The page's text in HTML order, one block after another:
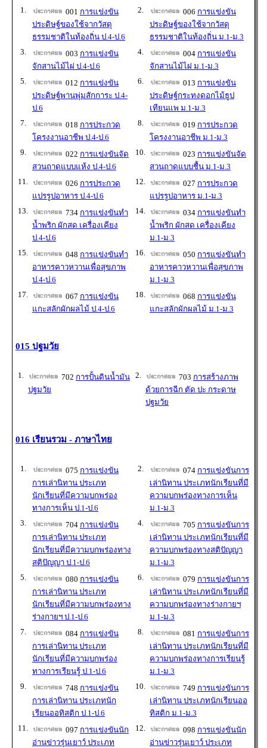
1. 001 การแข่งขัน
ประดิษฐ์ของใช้จากวัสดุ
ธรรมชาติในท้องถิ่น ป.4-ป.6
2. 006 การแข่งขัน
ประดิษฐ์ของใช้จากวัสดุ
ธรรมชาติในท้องถิ่น ม.1-ม.3
3.
003 การแข่งขัน
จักสานไม้ไผ่ ป.4-ป.6
4. 004 การแข่งขัน
จักสานไม้ไผ่ ม.1-ม.3
5.
012 การแข่งขัน
ประดิษฐ์พานพุ่มสักการะ ป.4-
ป.6
6. 013 การแข่งขัน
ประดิษฐ์กระทงดอกไม้ธูป
เทียนแพ ม.1-ม.3
7.
018 การประกวด
โครงงานอาชีพ ป.4-ป.6
8. 019 การประกวด
โครงงานอาชีพ ม.1-ม.3
9.
022 การแข่งขันจัด
สวนถาดแบบแห้ง ป.4-ป.6
10. 023 การแข่งขันจัด
สวนถาดแบบชื้น ม.1-ม.3
11.
026 การประกวด
แปรรูปอาหาร ป.4-ป.6
12. 027 การประกวด
แปรรูปอาหาร ม.1-ม.3
13.
734 การแข่งขันทำ
น้ำพริก ผักสด เครื่องเคียง
ป.4-ป.6
14. 034 การแข่งขันทำ
น้ำพริก ผักสด เครื่องเคียง
ม.1-ม.3
15.
048 การแข่งขันทำ
อาหารคาวหวานเพื่อสุขภาพ
ป.4-ป.6
16. 050 การแข่งขันทำ
อาหารคาวหวานเพื่อสุขภาพ
ม.1-ม.3
17.
067 การแข่งขัน
แกะสลักผักผลไม้ ป.4-ป.6
18. 068 การแข่งขัน
แกะสลักผักผลไม้ ม.1-ม.3
015 ปฐมวัย
1. 702 การปั้นดินน้ำมัน
ปฐมวัย
2. 703 การสร้างภาพ
ด้วยการฉีก ตัด ปะ กระดาษ
ปฐมวัย
016 เรียนรวม - ภาษาไทย
1. 075 การแข่งขัน
การเล่านิทาน ประเภท
นักเรียนที่มีความบกพร่อง
ทางการเห็น ป.1-ป.6
2. 074 การแข่งขันการ
เล่านิทาน ประเภทนักเรียนที่มี
ความบกพร่องทางการเห็น
ม.1-ม.3
3.
704 การแข่งขัน
การเล่านิทาน ประเภท
นักเรียนที่มีความบกพร่องทาง
สติปัญญา ป.1-ป.6
4. 705 การแข่งขันการ
เล่านิทาน ประเภทนักเรียนที่มี
ความบกพร่องทางสติปัญญา
ม.1-ม.3
5.
080 การแข่งขัน
การเล่านิทาน ประเภท
นักเรียนที่มีความบกพร่องทาง
ร่างกายฯ ป.1-ป.6
6. 079 การแข่งขันการ
เล่านิทาน ประเภทนักเรียนที่มี
ความบกพร่องทางร่างกายฯ
ม.1-ม.3
7.
084 การแข่งขัน
การเล่านิทาน ประเภท
นักเรียนที่มีความบกพร่อง
ทางการเรียนรู้ ป.1-ป.6
8. 081 การแข่งขันการ
เล่านิทาน ประเภทนักเรียนที่มี
ความบกพร่องทางการเรียนรู้
ม.1-ม.3
9.
748 การแข่งขัน
การเล่านิทาน ประเภทนัก
เรียนออทิสติก ป.1-ป.6
10. 749 การแข่งขันการ
เล่านิทาน ประเภทนักเรียนออ
ทิสติก ม.1-ม.3
11.
097 การแข่งขันนัก
อ่านข่าวรุ่นเยาว์ ประเภท
12. 098 การแข่งขันนัก
อ่านข่าวรุ่นเยาว์ ประเภท